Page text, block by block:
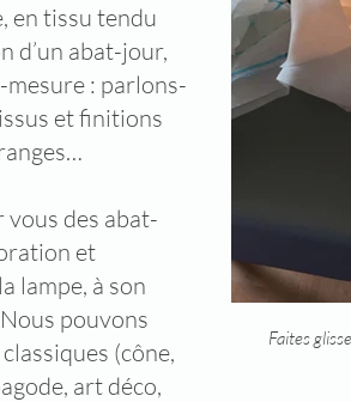
en tissu tendu
d’un abat-jour,
: parlons-
et finitions
des abat-
et
lampe, à son
pouvons
(cône,
art déco,
Faites